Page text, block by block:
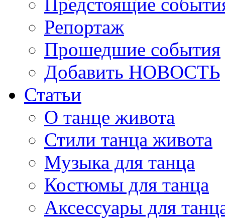
Предстоящие
Репортаж
Прошедшие события
Добавить НОВОСТЬ
Статьи
О танце живота
Стили танца живота
Музыка для танца
Костюмы для танца
Аксессуары для